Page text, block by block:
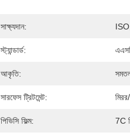
সাক্ষ্যদান:
স্ট্যান্ডার্ড:
আকৃতি:
সারফেস ট্রিটমেন্ট:
পিভিসি ফিল্ম: 7C